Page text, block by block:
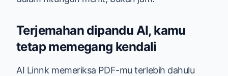
Terjemahan dipandu AI, kamu
tetap memegang kendali
AI Linnk memeriksa PDF-mu terlebih dahulu